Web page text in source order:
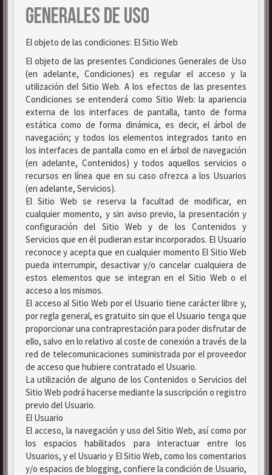
GENERALES DE USO
El objeto de las condiciones: El Sitio Web
El objeto de las presentes Condiciones Generales de Uso
(en adelante, Condiciones) es regular el acceso y la
utilización del Sitio Web. A los efectos de las presentes
Condiciones se entenderá como Sitio Web: la apariencia
externa de los interfaces de pantalla, tanto de forma
estática como de forma dinámica, es decir, el árbol de
navegación; y todos los elementos integrados tanto en
los interfaces de pantalla como en el árbol de navegación
(en adelante, Contenidos) y todos aquellos servicios o
recursos en línea que en su caso ofrezca a los Usuarios
(en adelante, Servicios).
El Sitio Web se reserva la facultad de modificar, en
cualquier momento, y sin aviso previo, la presentación y
configuración del Sitio Web y de los Contenidos y
Servicios que en él pudieran estar incorporados. El Usuario
reconoce y acepta que en cualquier momento El Sitio Web
pueda interrumpir, desactivar y/o cancelar cualquiera de
estos elementos que se integran en el Sitio Web o el
acceso a los mismos.
El acceso al Sitio Web por el Usuario tiene carácter libre y,
por regla general, es gratuito sin que el Usuario tenga que
proporcionar una contraprestación para poder disfrutar de
ello, salvo en lo relativo al coste de conexión a través de la
red de telecomunicaciones suministrada por el proveedor
de acceso que hubiere contratado el Usuario.
La utilización de alguno de los Contenidos o Servicios del
Sitio Web podrá hacerse mediante la suscripción o registro
previo del Usuario.
El Usuario
El acceso, la navegación y uso del Sitio Web, así como por
los espacios habilitados para interactuar entre los
Usuarios, y el Usuario y El Sitio Web, como los comentarios
y/o espacios de blogging, confiere la condición de Usuario,